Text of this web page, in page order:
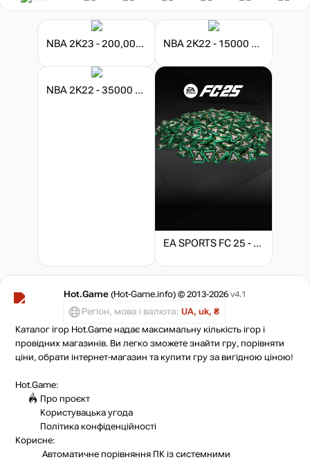
NBA 2K23 - 200,000 VC NBA 2K22 - 15000 VC
NBA 2K22 - 35000 VC
EA SPORTS FC 25 - FC Points
Hot.Game (Hot-Game.info) © 2013-2026 v4.1
Регіон, мова і валюта: UA, uk, ₴
Каталог ігор Hot.Game надає максимальну кількість ігор і
провідних магазинів. Ви легко зможете знайти гру, порівняти
ціни, обрати інтернет-магазин та купити гру за вигідною ціною!
Hot.Game:
Про проєкт
Користувацька угода
Політика конфіденційності
Корисне:
Автоматичне порівняння ПК із системними